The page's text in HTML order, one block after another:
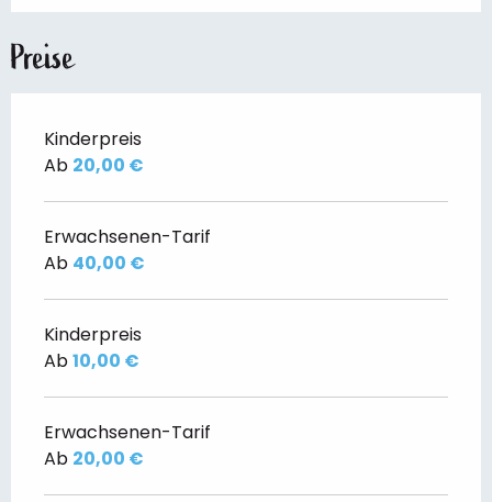
Preise
Kinderpreis
Ab 20,00 €
Erwachsenen-Tarif
Ab 40,00 €
Kinderpreis
Ab10,00 €
Erwachsenen-Tarif
Ab 20,00 €